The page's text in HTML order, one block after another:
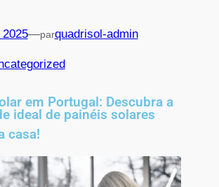
—parquadrisol-admin
em Portugal: Descubra a
ideal de painéis solares
casa!